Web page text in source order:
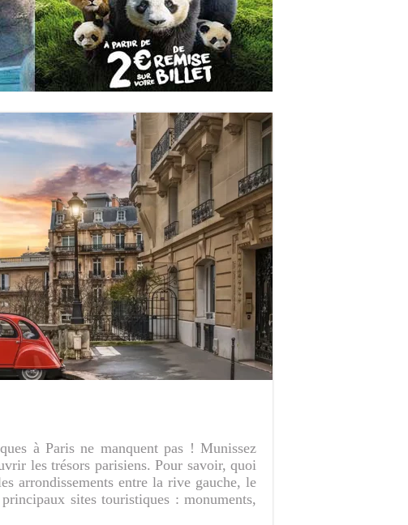
à Paris ne manquent pas ! Munissez
les trésors parisiens. Pour savoir, quoi
arrondissements entre la rive gauche, le
sites touristiques : monuments,